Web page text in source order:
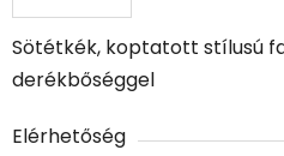
Sötétkék, koptatott stílusú
derékbőséggel
Elérhetőség